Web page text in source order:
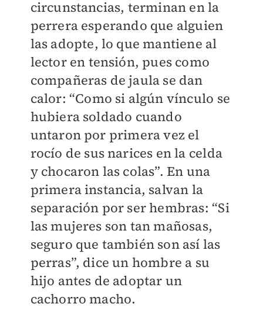
circunstancias, terminan en la
perrera esperando que alguien
las adopte, lo que mantiene al
lector en tensión, pues como
compañeras de jaula se dan
calor: “Como si algún vínculo se
hubiera soldado cuando
untaron por primera vez el
rocío de sus narices en la celda
y chocaron las colas”. En una
primera instancia, salvan la
separación por ser hembras: “Si
las mujeres son tan mañosas,
seguro que también son así las
perras”, dice un hombre a su
hijo antes de adoptar un
cachorro macho.